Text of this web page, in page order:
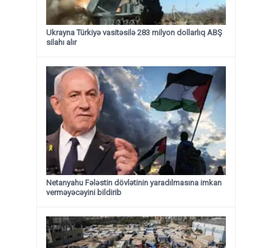
Ukrayna Türkiyə vasitəsilə 283 milyon dollarlıq ABŞ
silahı alır
Netanyahu Fələstin dövlətinin yaradılmasına imkan
verməyəcəyini bildirib